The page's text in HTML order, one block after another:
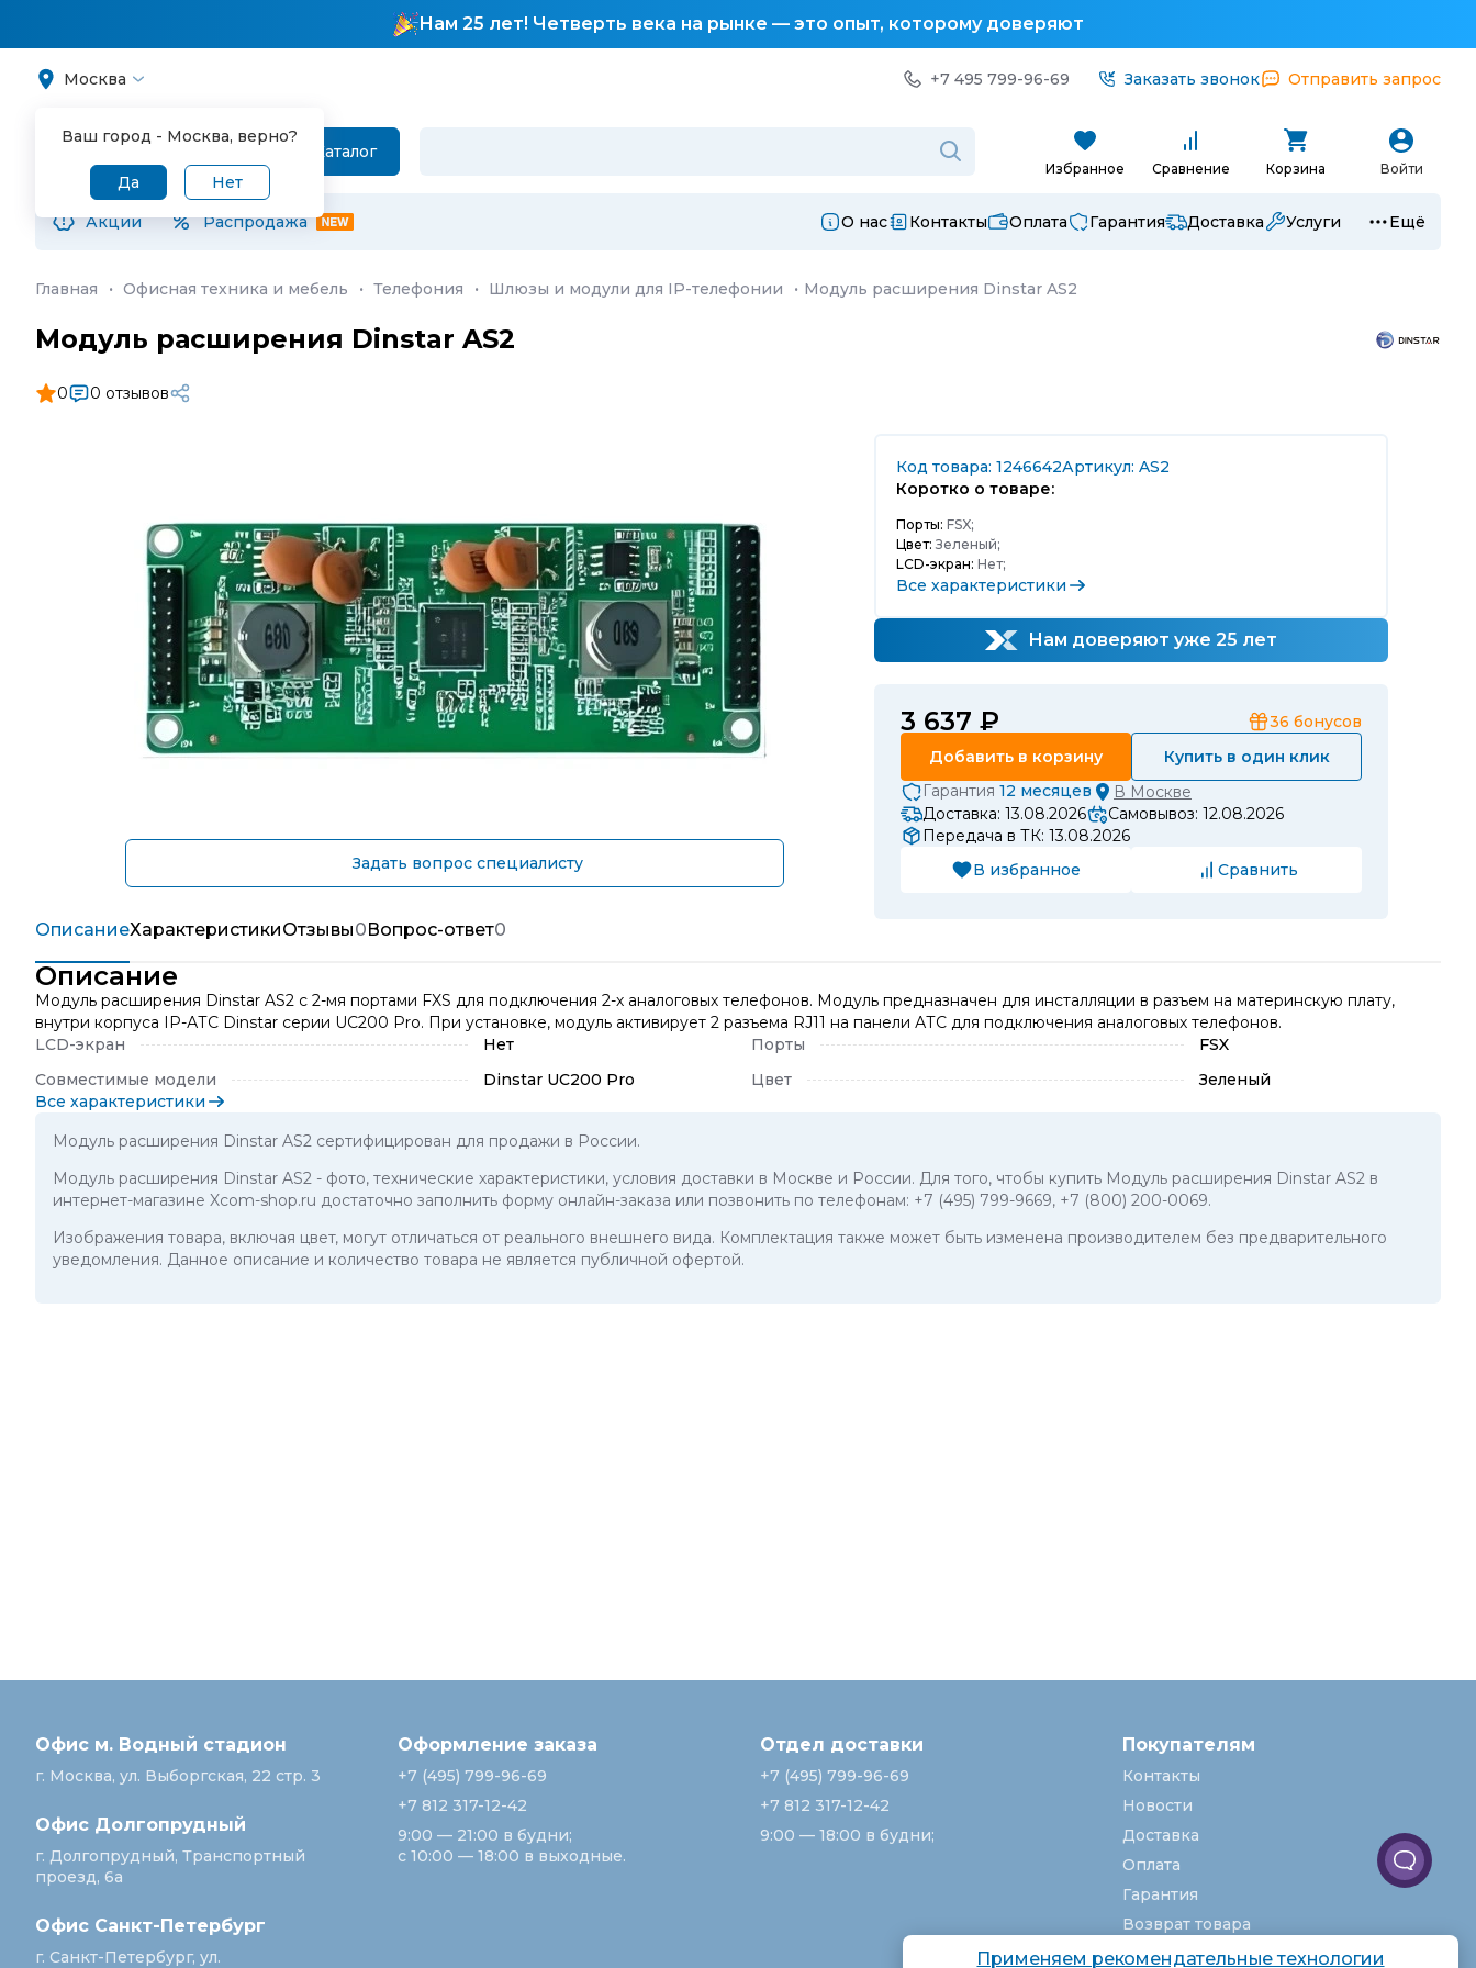
Нам 25 лет! Четверть века на рынке — это опыт, которому доверяют
Москва
Ваш город - Москва, верно?
Да Нет
+7 495 799-96-69 Заказать звонок Отправить запрос
Каталог
Избранное Сравнение Корзина Войти
Акции Распродажа О нас Контакты Оплата Гарантия Доставка Услуги Ещё
Главная · Офисная техника и мебель · Телефония · Шлюзы и модули для IP-телефонии · Модуль расширения Dinstar AS2
Модуль расширения Dinstar AS2
0 0 отзывов
Задать вопрос специалисту
Код товара: 1246642Артикул: AS2
Коротко о товаре:
Порты: FSX;
Цвет: Зеленый;
LCD-экран: Нет;
Все характеристики
Нам доверяют уже 25 лет
3 637 ₽ 36 бонусов
Добавить в корзину
Купить в один клик
Гарантия 12 месяцев В Москве
Доставка: 13.08.2026
Самовывоз: 12.08.2026
Передача в ТК: 13.08.2026
В избранное
Сравнить
ОписаниеХарактеристикиОтзывы0Вопрос-ответ0
Описание
Модуль расширения Dinstar AS2 с 2-мя портами FXS для подключения 2-х аналоговых телефонов. Модуль предназначен для инсталляции в разъем на материнскую плату,
внутри корпуса IP-АТС Dinstar серии UC200 Pro. При установке, модуль активирует 2 разъема RJ11 на панели АТС для подключения аналоговых телефонов.
LCD-экран
Нет Порты
FSX
Совместимые модели
Dinstar UC200 Pro Цвет
Зеленый
Все характеристики
Модуль расширения Dinstar AS2 сертифицирован для продажи в России.
Модуль расширения Dinstar AS2 - фото, технические характеристики, условия доставки в Москве и России. Для того, чтобы купить Модуль расширения Dinstar AS2 в
интернет-магазине Xcom-shop.ru достаточно заполнить форму онлайн-заказа или позвонить по телефонам: +7 (495) 799-9669, +7 (800) 200-0069.
Изображения товара, включая цвет, могут отличаться от реального внешнего вида. Комплектация также может быть изменена производителем без предварительного
уведомления. Данное описание и количество товара не является публичной офертой.
Офис м. Водный стадион
г. Москва, ул. Выборгская, 22 стр. 3
Офис Долгопрудный
г. Долгопрудный, Транспортный
проезд, 6а
Офис Санкт‑Петербург
г. Санкт‑Петербург, ул.
Оформление заказа
+7 (495) 799-96-69
+7 812 317-12-42
9:00 — 21:00 в будни;
с 10:00 — 18:00 в выходные.
Отдел доставки
+7 (495) 799-96-69
+7 812 317-12-42
9:00 — 18:00 в будни;
Покупателям
Контакты
Новости
Доставка
Оплата
Гарантия
Возврат товара
Услуги
Применяем рекомендательные технологии